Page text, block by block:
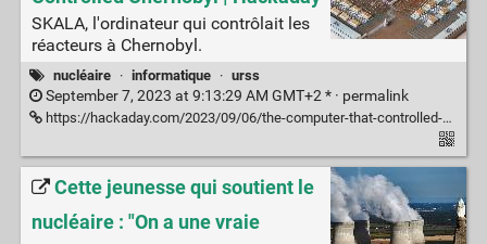
SKALA, l'ordinateur qui contrôlait les
réacteurs à Chernobyl.
nucléaire · informatique · urss
September 7, 2023 at 9:13:29 AM GMT+2 * · permalink
https://hackaday.com/2023/09/06/the-computer-that-controlled-chernobyl/
Cette jeunesse qui soutient le
nucléaire : "On a une vraie